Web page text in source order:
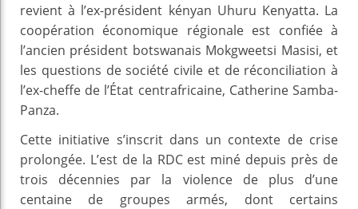
revient à l’ex-président kényan Uhuru Kenyatta. La
coopération économique régionale est confiée à
l’ancien président botswanais Mokgweetsi Masisi, et
les questions de société civile et de réconciliation à
l’ex-cheffe de l’État centrafricaine, Catherine Samba-
Panza.
Cette initiative s’inscrit dans un contexte de crise
prolongée. L’est de la RDC est miné depuis près de
trois décennies par la violence de plus d’une
centaine de groupes armés, dont certains